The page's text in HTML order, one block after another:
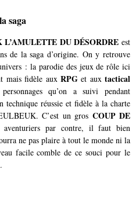
saga
DU DÉSORDRE est
de la saga d’origine. On y retrouve
: la parodie des jeux de rôle ici
mais fidèle aux RPGet auxtactical
qu’on a suivi pendant
technique réussie et fidèle à la charte
C’est un gros COUP DE
par contre, il faut bien
ne pas plaire à tout le monde ni la
facile comble de ce souci pour le